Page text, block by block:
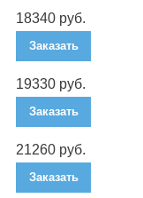
18340 руб.
Заказать
19330 руб.
Заказать
21260 руб.
Заказать